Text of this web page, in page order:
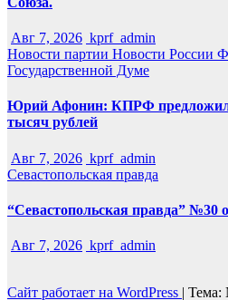
Авг 7, 2026 kprf_admin
Новости партии Новости России
Государственной Думе
Юрий Афонин: КПРФ
тысяч рублей
Авг 7, 2026 kprf_admin
Севастопольская правда
“Севастопольская правда” №30
Авг 7, 2026 kprf_admin
Сайт работает на WordPress | Тема: